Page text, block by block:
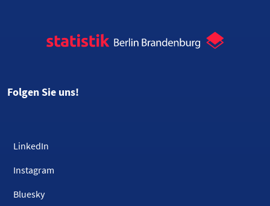
Folgen Sie uns!
LinkedIn
Instagram
Bluesky